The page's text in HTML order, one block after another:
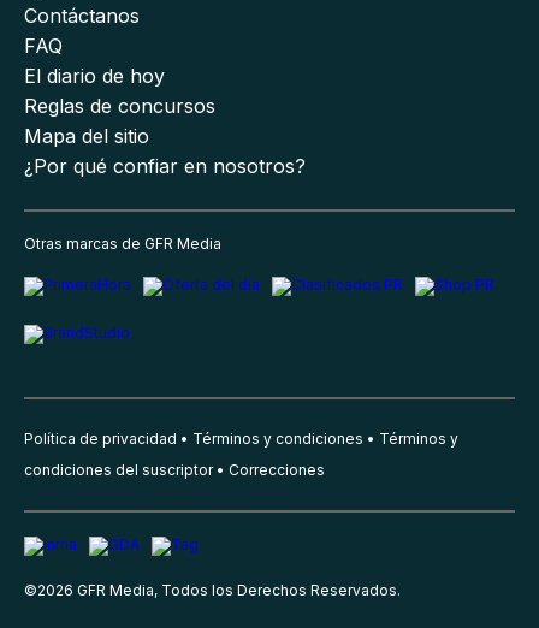
Contáctanos
FAQ
El diario de hoy
Reglas de concursos
Mapa del sitio
¿Por qué confiar en nosotros?
Otras marcas de GFR Media
Política de privacidad Términos y condiciones
Términos y
condiciones del suscriptor
Correcciones
©2026 GFR Media, Todos los Derechos Reservados.